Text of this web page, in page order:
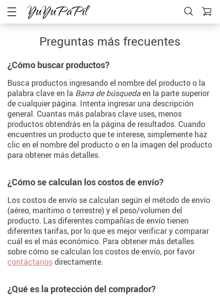
Preguntas más frecuentes
¿Cómo buscar productos?
Busca productos ingresando el nombre del producto o la
palabra clave en la Barra de búsquedaen la parte superior
de cualquier página. Intenta ingresar una descripción
general. Cuantas más palabras clave uses, menos
productos obtendrás en la página de resultados. Cuando
encuentres un producto que te interese, simplemente haz
clic en el nombre del producto o en la imagen del producto
para obtener más detalles.
¿Cómo se calculan los costos de envío?
Los costos de envío se calculan según el método de envío
(aéreo, marítimo o terrestre) y el peso/volumen del
producto. Las diferentes compañías de envío tienen
diferentes tarifas, por lo que es mejor verificar y comparar
cuál es el más económico. Para obtener más detalles
sobre cómo se calculan los costos de envío, por favor
contáctanosdirectamente.
¿Qué es la protección del comprador?